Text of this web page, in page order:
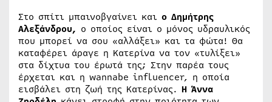
Στο σπίτι μπαινοβγαίνει και ο Δημήτρης
Αλεξάνδρου, ο οποίος είναι ο μόνος υδραυλικός
που μπορεί να σου «αλλάξει» και τα φώτα! Θα
καταφέρει άραγε η Κατερίνα να τον «τυλίξει»
στα δίχτυα του έρωτά της; Στην παρέα τους
έρχεται και η wannabe influencer, η οποία
εισβάλει στη ζωή της Κατερίνας. Η Άννα